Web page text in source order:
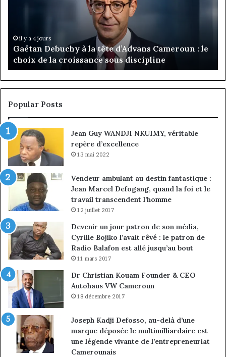
choix
de
la
croissance
sous
il y a 4 jours
Gaëtan Debuchy à la tête d’Advans Cameroun : le
choix de la croissance sous discipline
à
la
Popular Posts
Jean Guy WANDJI NKUIMY, véritable
repère d’excellence
13 mai 2022
Vendeur ambulant au destin fantastique :
Jean Marcel Defogang, quand la foi et le
travail transcendent l’homme
12 juillet 2017
Devenir un jour patron de son média,
Cyrille Bojiko l’avait rêvé : le patron de
Radio Balafon est allé jusqu’au bout
11 mars 2017
Dr Christian Kouam Founder & CEO
Autohaus VW Cameroun
18 décembre 2017
Joseph Kadji Defosso, au-delà d’une
marque déposée le multimilliardaire est
une légende vivante de l’entrepreneuriat
Camerounais